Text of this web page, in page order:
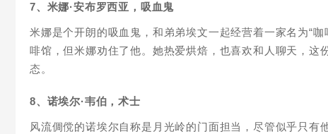
7、米娜·安布罗西亚，吸血鬼
米娜是个开朗的吸血鬼，和弟弟埃文一起经营着一家名为“
啡馆，但米娜劝住了他。她热爱烘焙，也喜欢和人聊天，
态。
8、诺埃尔·韦伯，术士
风流倜傥的诺埃尔自称是月光岭的门面担当，尽管似乎只